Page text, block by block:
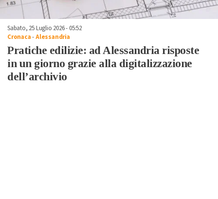
Sabato, 25 Luglio 2026 - 05:52
Cronaca-Alessandria
Pratiche edilizie: ad Alessandria risposte
in un giorno grazie alla digitalizzazione
dell’archivio